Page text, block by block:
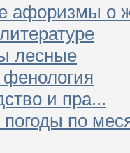
афоризмы о
лесные
и пра...
по